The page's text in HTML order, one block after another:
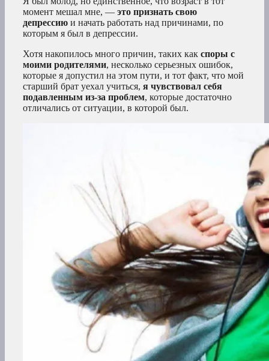
момент мешал мне, — это признать свою
депрессию и начать работать над причинами, по
которым я был в депрессии.
Хотя накопилось много причин, таких как споры с
моими родителями, несколько серьезных ошибок,
которые я допустил на этом пути, и тот факт, что мой
старший брат уехал учиться, я чувствовал себя
подавленным из-за проблем, которые достаточно
отличались от ситуации, в которой был.